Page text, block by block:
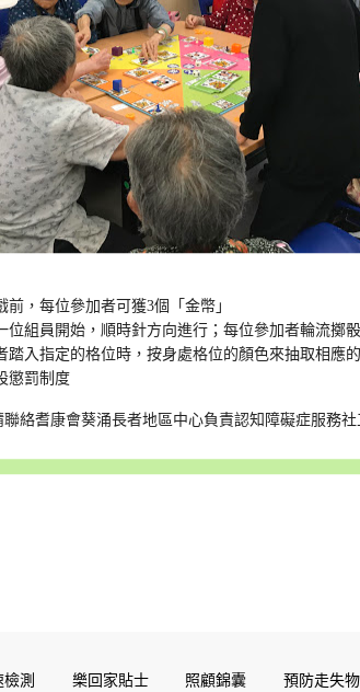
前，每位參加者可獲3個「金幣」
位組員開始，順時針方向進行；每位參加者輪流擲
踏入指定的格位時，按身處格位的顏色來抽取相應
懲罰制度
絡耆康會葵涌長者地區中心負責認知障礙症服務
測 樂回家貼士 照顧錦囊 預防走失